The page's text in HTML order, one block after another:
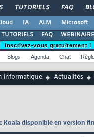
TUTORIELS FAQ
IA ALM Microsoft
TUTORIELS
FAQ
Inscrivez-vous gratuitement !
Blogs Agenda Chat
informatique Actualités
Koala disponible en version